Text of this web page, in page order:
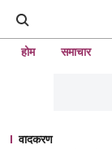
होम समाचार
वादकरण